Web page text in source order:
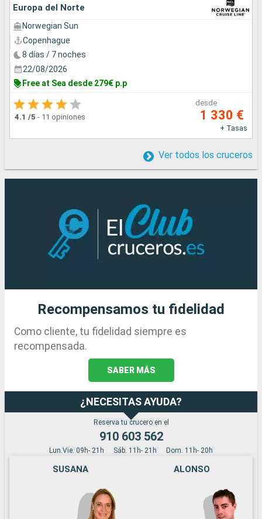
Europa del Norte
Norwegian Sun
Copenhague
8 días / 7 noches
22/08/2026
Free at Sea desde 279€ p.p
4.1 /5 - 11 opiniones
desde
1 330 €
+ Tasas
Ver todos los cruceros
Recompensamos tu fidelidad
Como cliente, tu fidelidad siempre es
recompensada.
SABER MÁS
¿NECESITAS AYUDA?
Reserva tu crucero en el
910 603 562
Lun.Vie. 09h- 21h Sáb. 11h- 21h Dom. 11h- 20h
SUSANA ALONSO